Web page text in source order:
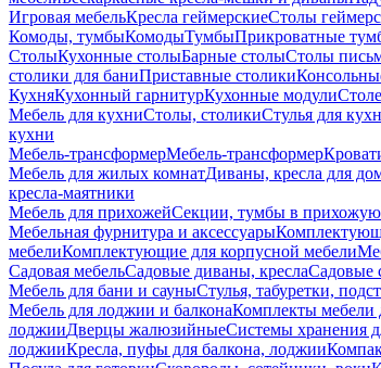
Игровая мебельКресла геймерскиеСтолы
Комоды, тумбыКомодыТумбыПрикроватные
СтолыКухонные столыБарные столыСтолы
столики для баниПриставные столики
КухняКухонный гарнитурКухонные модули
Мебель для кухниСтолы, столикиСтулья для
кухни
Мебель-трансформерМебель-трансформер
Мебель для жилых комнатДиваны, кресла для
кресла-маятники
Мебель для прихожейСекции, тумбы в прихожую
Мебельная фурнитура и аксессуары
мебелиКомплектующие для корпусной мебели
Садовая мебельСадовые диваны, креслаСадовые
Мебель для бани и сауныСтулья, табуретки,
Мебель для лоджии и балконаКомплекты мебели
лоджииДверцы жалюзийныеСистемы хранения
лоджииКресла, пуфы для балкона, лоджии